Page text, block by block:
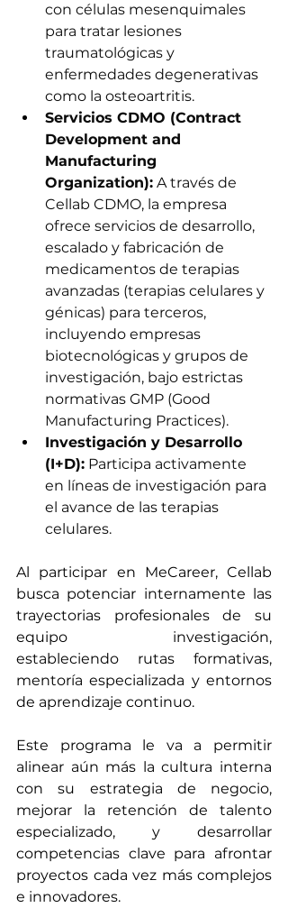
con células mesenquimales
para tratar lesiones
traumatológicas y
enfermedades degenerativas
como la osteoartritis.
Servicios CDMO (Contract
Development and
Manufacturing
Organization): A través de
Cellab CDMO, la empresa
ofrece servicios de desarrollo,
escalado y fabricación de
medicamentos de terapias
avanzadas (terapias celulares y
génicas) para terceros,
incluyendo empresas
biotecnológicas y grupos de
investigación, bajo estrictas
normativas GMP (Good
Manufacturing Practices).
Investigación y Desarrollo
(I+D): Participa activamente
en líneas de investigación para
el avance de las terapias
celulares.
Al participar en MeCareer, Cellab
busca potenciar internamente las
trayectorias profesionales de su
equipo investigación,
estableciendo rutas formativas,
mentoría especializada y entornos
de aprendizaje continuo.
Este programa le va a permitir
alinear aún más la cultura interna
con su estrategia de negocio,
mejorar la retención de talento
especializado, y desarrollar
competencias clave para afrontar
proyectos cada vez más complejos
e innovadores.